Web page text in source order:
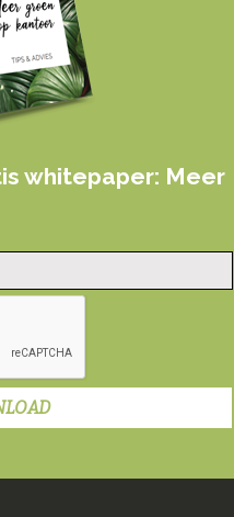
whitepaper: Meer